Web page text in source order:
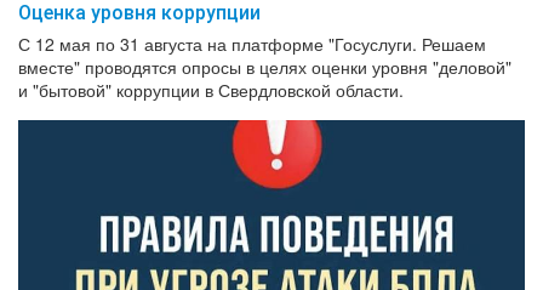
Оценка уровня коррупции
С 12 мая по 31 августа на платформе "Госуслуги. Решаем
вместе" проводятся опросы в целях оценки уровня "деловой"
и "бытовой" коррупции в Свердловской области.